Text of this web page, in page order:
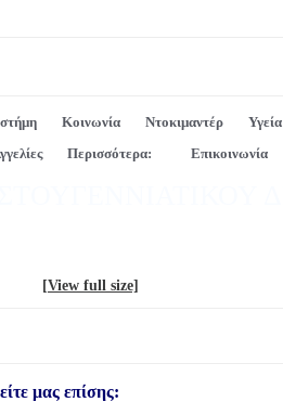
Κοινωνία Ντοκιμαντέρ Υγεία
Περισσότερα: Επικοινωνία
[View full size]
μας επίσης: